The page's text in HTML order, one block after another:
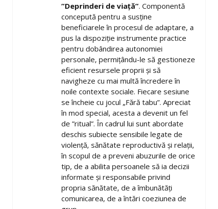
”Deprinderi de viață”. Componentă
concepută pentru a susține
beneficiarele în procesul de adaptare, a
pus la dispoziție instrumente practice
pentru dobândirea autonomiei
personale, permițându-le să gestioneze
eficient resursele proprii și să
navigheze cu mai multă încredere în
noile contexte sociale. Fiecare sesiune
se încheie cu jocul „Fără tabu”. Apreciat
în mod special, acesta a devenit un fel
de ”ritual”. În cadrul lui sunt abordate
deschis subiecte sensibile legate de
violență, sănătate reproductivă și relații,
în scopul de a preveni abuzurile de orice
tip, de a abilita persoanele să ia decizii
informate și responsabile privind
propria sănătate, de a îmbunătăți
comunicarea, de a întări coeziunea de